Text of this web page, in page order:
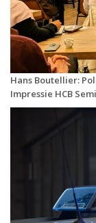
Hans Boutellier:
Impressie HCB